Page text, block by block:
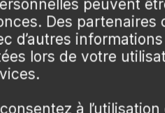
un peu en été
FAITES-NOUS CONFIANCE
▶
Zéro casse
un emballage rigide !
peuvent
Des partenaires
d’autres
lors de votre
à l’utilisation